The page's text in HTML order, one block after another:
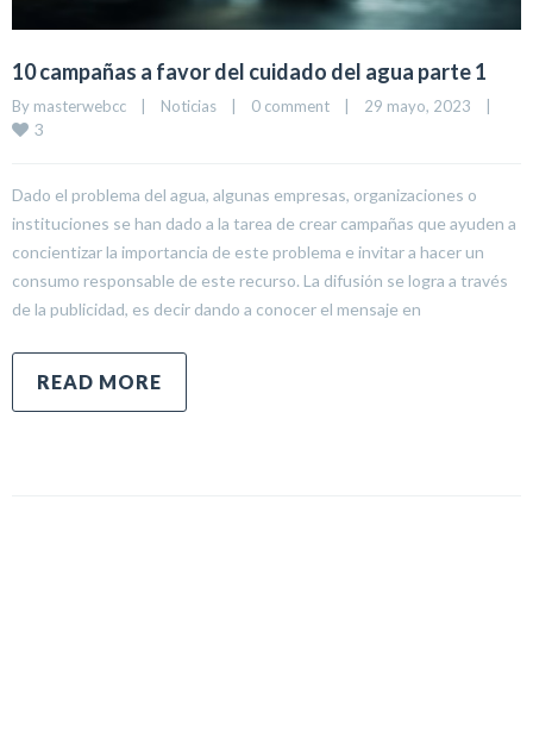
10 campañas a favor del cuidado del agua parte 1
By masterwebcc | Noticias | 0 comment | 29 mayo, 2023 |
3
Dado el problema del agua, algunas empresas, organizaciones o
instituciones se han dado a la tarea de crear campañas que ayuden a
concientizar la importancia de este problema e invitar a hacer un
consumo responsable de este recurso. La difusión se logra a través
de la publicidad, es decir dando a conocer el mensaje en
READ MORE